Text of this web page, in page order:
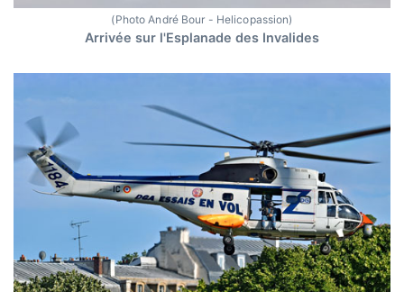
(Photo André Bour - Helicopassion)
Arrivée sur l'Esplanade des Invalides